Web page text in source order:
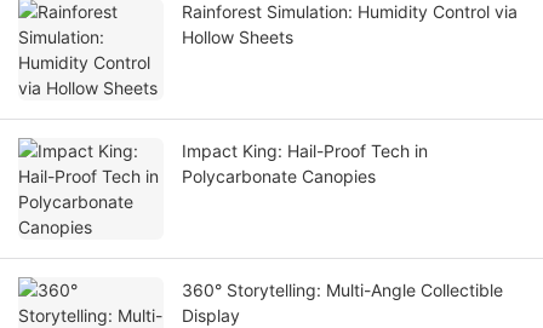
Rainforest Simulation: Humidity Control via
Hollow Sheets
Impact King: Hail-Proof Tech in
Polycarbonate Canopies
360° Storytelling: Multi-Angle Collectible
Display